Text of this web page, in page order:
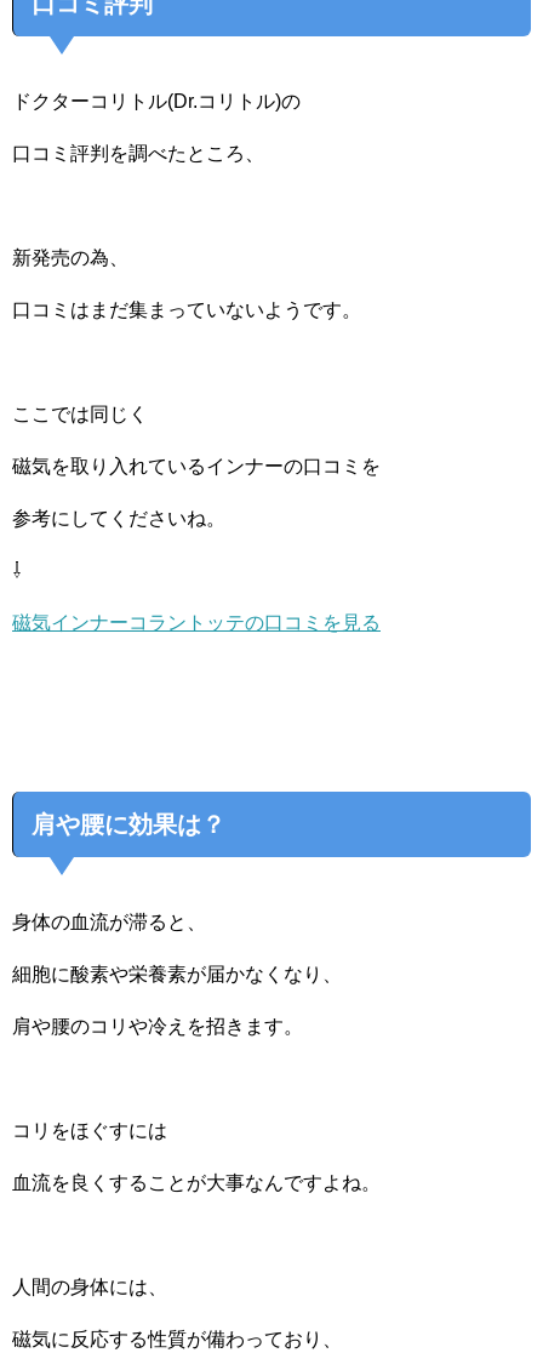
ドクターコリトル(Dr.コリトル)の
口コミ評判を調べたところ、
新発売の為、
口コミはまだ集まっていないようです。
ここでは同じく
磁気を取り入れているインナーの口コミを
参考にしてくださいね。
⇩
磁気インナーコラントッテの口コミを見る
肩や腰に効果は？
身体の血流が滞ると、
細胞に酸素や栄養素が届かなくなり、
肩や腰のコリや冷えを招きます。
コリをほぐすには
血流を良くすることが大事なんですよね。
人間の身体には、
磁気に反応する性質が備わっており、